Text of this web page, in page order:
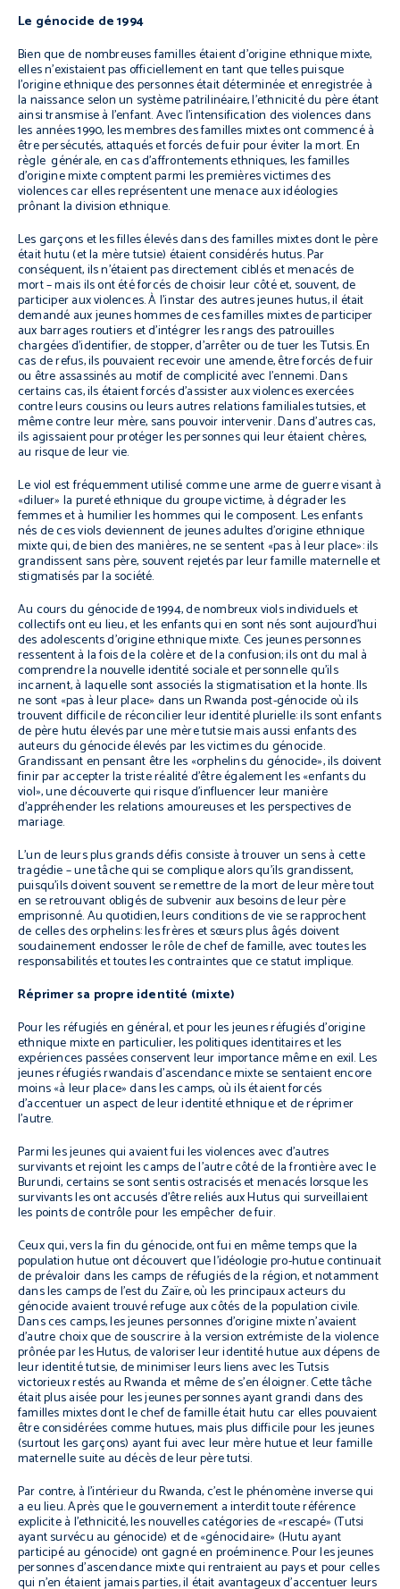
Le génocide de 1994
Bien que de nombreuses familles étaient d’origine ethnique mixte,
elles n’existaient pas officiellement en tant que telles puisque
l’origine ethnique des personnes était déterminée et enregistrée à
la naissance selon un système patrilinéaire, l’ethnicité du père étant
ainsi transmise à l’enfant. Avec l’intensification des violences dans
les années 1990, les membres des familles mixtes ont commencé à
être persécutés, attaqués et forcés de fuir pour éviter la mort. En
règle générale, en cas d’affrontements ethniques, les familles
d’origine mixte comptent parmi les premières victimes des
violences car elles représentent une menace aux idéologies
prônant la division ethnique.
Les garçons et les filles élevés dans des familles mixtes dont le père
était hutu (et la mère tutsie) étaient considérés hutus. Par
conséquent, ils n’étaient pas directement ciblés et menacés de
mort – mais ils ont été forcés de choisir leur côté et, souvent, de
participer aux violences. À l’instar des autres jeunes hutus, il était
demandé aux jeunes hommes de ces familles mixtes de participer
aux barrages routiers et d’intégrer les rangs des patrouilles
chargées d’identifier, de stopper, d’arrêter ou de tuer les Tutsis. En
cas de refus, ils pouvaient recevoir une amende, être forcés de fuir
ou être assassinés au motif de complicité avec l’ennemi. Dans
certains cas, ils étaient forcés d’assister aux violences exercées
contre leurs cousins ou leurs autres relations familiales tutsies, et
même contre leur mère, sans pouvoir intervenir. Dans d’autres cas,
ils agissaient pour protéger les personnes qui leur étaient chères,
au risque de leur vie.
Le viol est fréquemment utilisé comme une arme de guerre visant à
«diluer» la pureté ethnique du groupe victime, à dégrader les
femmes et à humilier les hommes qui le composent. Les enfants
nés de ces viols deviennent de jeunes adultes d’origine ethnique
mixte qui, de bien des manières, ne se sentent «pas à leur place»: ils
grandissent sans père, souvent rejetés par leur famille maternelle et
stigmatisés par la société.
Au cours du génocide de 1994, de nombreux viols individuels et
collectifs ont eu lieu, et les enfants qui en sont nés sont aujourd’hui
des adolescents d’origine ethnique mixte. Ces jeunes personnes
ressentent à la fois de la colère et de la confusion; ils ont du mal à
comprendre la nouvelle identité sociale et personnelle qu’ils
incarnent, à laquelle sont associés la stigmatisation et la honte. Ils
ne sont «pas à leur place» dans un Rwanda post-génocide où ils
trouvent difficile de réconcilier leur identité plurielle: ils sont enfants
de père hutu élevés par une mère tutsie mais aussi enfants des
auteurs du génocide élevés par les victimes du génocide.
Grandissant en pensant être les «orphelins du génocide», ils doivent
finir par accepter la triste réalité d’être également les «enfants du
viol», une découverte qui risque d’influencer leur manière
d’appréhender les relations amoureuses et les perspectives de
mariage.
L’un de leurs plus grands défis consiste à trouver un sens à cette
tragédie – une tâche qui se complique alors qu’ils grandissent,
puisqu’ils doivent souvent se remettre de la mort de leur mère tout
en se retrouvant obligés de subvenir aux besoins de leur père
emprisonné. Au quotidien, leurs conditions de vie se rapprochent
de celles des orphelins: les frères et sœurs plus âgés doivent
soudainement endosser le rôle de chef de famille, avec toutes les
responsabilités et toutes les contraintes que ce statut implique.
Réprimer sa propre identité (mixte)
Pour les réfugiés en général, et pour les jeunes réfugiés d’origine
ethnique mixte en particulier, les politiques identitaires et les
expériences passées conservent leur importance même en exil. Les
jeunes réfugiés rwandais d’ascendance mixte se sentaient encore
moins «à leur place» dans les camps, où ils étaient forcés
d’accentuer un aspect de leur identité ethnique et de réprimer
l’autre.
Parmi les jeunes qui avaient fui les violences avec d’autres
survivants et rejoint les camps de l’autre côté de la frontière avec le
Burundi, certains se sont sentis ostracisés et menacés lorsque les
survivants les ont accusés d’être reliés aux Hutus qui surveillaient
les points de contrôle pour les empêcher de fuir.
Ceux qui, vers la fin du génocide, ont fui en même temps que la
population hutue ont découvert que l’idéologie pro-hutue continuait
de prévaloir dans les camps de réfugiés de la région, et notamment
dans les camps de l’est du Zaïre, où les principaux acteurs du
génocide avaient trouvé refuge aux côtés de la population civile.
Dans ces camps, les jeunes personnes d’origine mixte n’avaient
d’autre choix que de souscrire à la version extrémiste de la violence
prônée par les Hutus, de valoriser leur identité hutue aux dépens de
leur identité tutsie, de minimiser leurs liens avec les Tutsis
victorieux restés au Rwanda et même de s’en éloigner. Cette tâche
était plus aisée pour les jeunes personnes ayant grandi dans des
familles mixtes dont le chef de famille était hutu car elles pouvaient
être considérées comme hutues, mais plus difficile pour les jeunes
(surtout les garçons) ayant fui avec leur mère hutue et leur famille
maternelle suite au décès de leur père tutsi.
Par contre, à l’intérieur du Rwanda, c’est le phénomène inverse qui
a eu lieu. Après que le gouvernement a interdit toute référence
explicite à l’ethnicité, les nouvelles catégories de «rescapé» (Tutsi
ayant survécu au génocide) et de «génocidaire» (Hutu ayant
participé au génocide) ont gagné en proéminence. Pour les jeunes
personnes d’ascendance mixte qui rentraient au pays et pour celles
qui n’en étaient jamais parties, il était avantageux d’accentuer leurs